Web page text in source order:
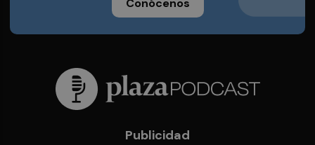
Conócenos
Publicidad